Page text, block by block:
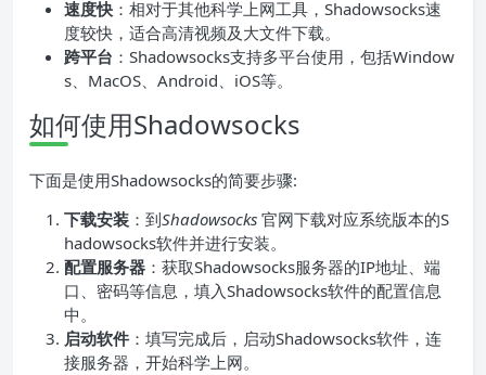
速度快 ：相对于其他科学上网工具，Shadowsocks速
度较快，适合高清视频及大文件下载。
跨平台 ：Shadowsocks支持多平台使用，包括Window
s、MacOS、Android、iOS等。
如何使用Shadowsocks
下面是使用Shadowsocks的简要步骤:
下载安装 ：到Shadowsocks 官网下载对应系统版本的S
hadowsocks软件并进行安装。
配置服务器 ：获取Shadowsocks服务器的IP地址、端
口、密码等信息，填入Shadowsocks软件的配置信息
中。
启动软件 ：填写完成后，启动Shadowsocks软件，连
接服务器，开始科学上网。